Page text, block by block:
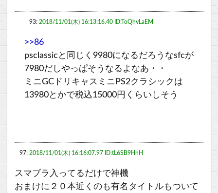
93: 2018/11/01(木) 16:13:16.40 ID:ToQhvLaEM
>>86
psclassicと同じく9980になるだろうなsfcが
7980だしやっぱそうなるよなあ・・
ミニGCドリキャスミニPS2クラシックは
13980とかで税込15000円くらいしそう
97: 2018/11/01(木) 16:16:07.97 ID:tL6SB9HnH
スマブラ入ってるだけで神機
おまけに２０本近くのも有名タイトルもついて